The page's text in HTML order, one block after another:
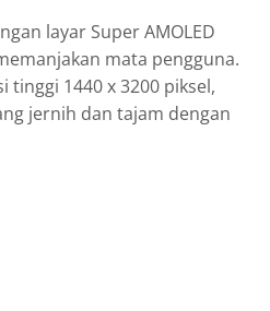
layar Super AMOLED
mata pengguna.
tinggi 1440 x 3200 piksel,
jernih dan tajam dengan